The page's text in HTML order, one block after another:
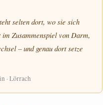
selten dort, wo sie sich
Zusammenspiel von Darm,
– und genau dort setze
· Lörrach